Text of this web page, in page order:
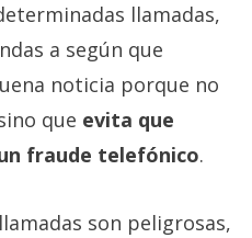
llamadas,
a según que
noticia porque no
que evita que
fraude telefónico.
son peligrosas,